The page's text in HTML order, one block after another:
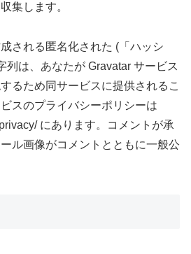
集します。
される匿名化された (「ハッシ
列は、あなたが Gravatar サービス
るため同サービスに提供されるこ
スのプライバシーポリシーは
にあります。コメントが承
ル画像がコメントとともに一般公